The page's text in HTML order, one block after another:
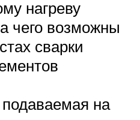
нагреву
чего возможны
сварки
на